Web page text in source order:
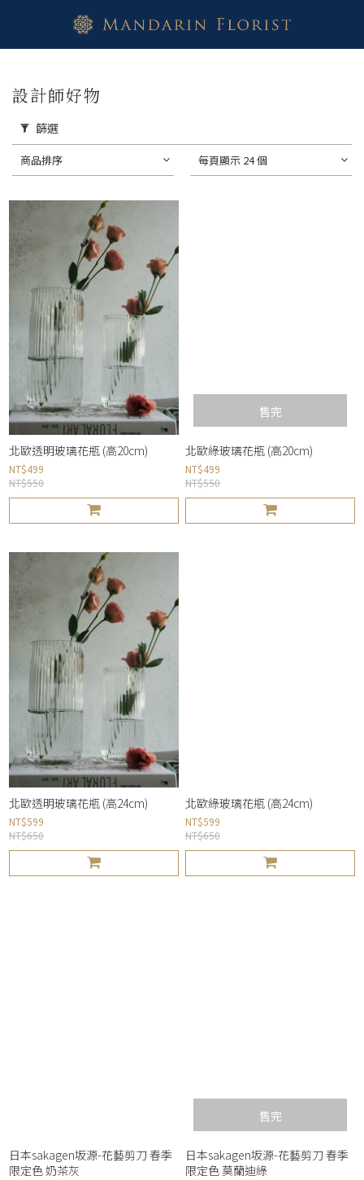
設計師好物
篩選
商品排序 每頁顯示 24 個
北歐透明玻璃花瓶 (高20cm)
NT$499
NT$550
售完
北歐綠玻璃花瓶 (高20cm)
NT$499
NT$550
北歐透明玻璃花瓶 (高24cm)
NT$599
NT$650
北歐綠玻璃花瓶 (高24cm)
NT$599
NT$650
日本sakagen坂源-花藝剪刀 春季
限定色 奶茶灰
售完
日本sakagen坂源-花藝剪刀 春季
限定色 莫蘭迪綠